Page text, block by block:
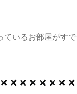
ているお部屋がすで